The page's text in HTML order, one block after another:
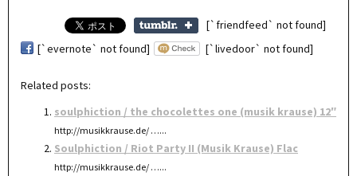
[`friendfeed` not found]
[`evernote` not found]
[`livedoor` not found]
Related posts:
soulphiction / the chocolettes one (musik krause) 12″
http://musikkrause.de/ …...
Soulphiction / Riot Party II (Musik Krause) Flac
http://musikkrause.de/ …...